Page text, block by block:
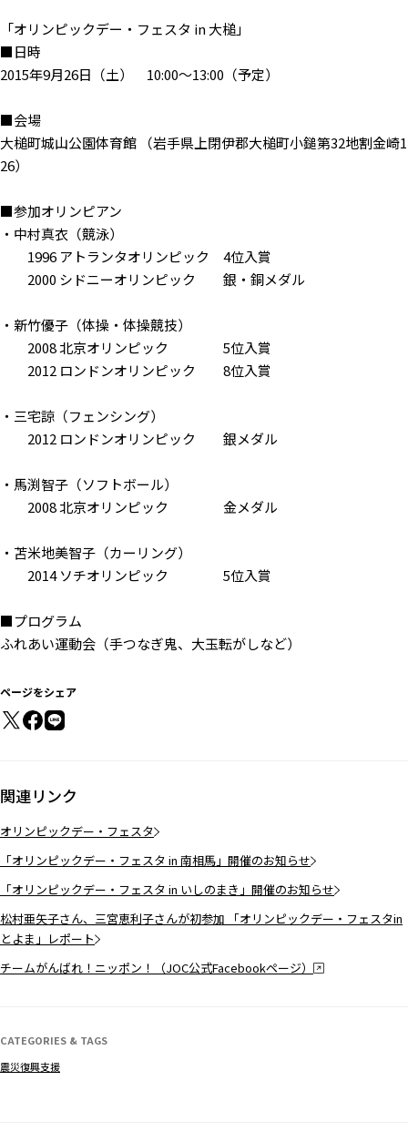
「オリンピックデー・フェスタ in 大槌」
■日時
2015年9月26日（土） 10:00〜13:00（予定）
■会場
大槌町城山公園体育館 （岩手県上閉伊郡大槌町小鎚第32地割金崎1
26）
■参加オリンピアン
・中村真衣（競泳）
1996 アトランタオリンピック 4位入賞
2000 シドニーオリンピック 銀・銅メダル
・新竹優子（体操・体操競技）
2008 北京オリンピック 5位入賞
2012 ロンドンオリンピック 8位入賞
・三宅諒（フェンシング）
2012 ロンドンオリンピック 銀メダル
・馬渕智子（ソフトボール）
2008 北京オリンピック 金メダル
・苫米地美智子（カーリング）
2014 ソチオリンピック 5位入賞
■プログラム
ふれあい運動会（手つなぎ鬼、大玉転がしなど）
ページをシェア
関連リンク
オリンピックデー・フェスタ
「オリンピックデー・フェスタ in 南相馬」開催のお知らせ
「オリンピックデー・フェスタ in いしのまき」開催のお知らせ
松村亜矢子さん、三宮恵利子さんが初参加 「オリンピックデー・フェスタin
とよま」レポート
チームがんばれ！ニッポン！（JOC公式Facebookページ）
CATEGORIES & TAGS
震災復興支援